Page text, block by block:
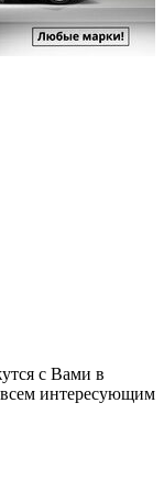
с Вами в
интересующим